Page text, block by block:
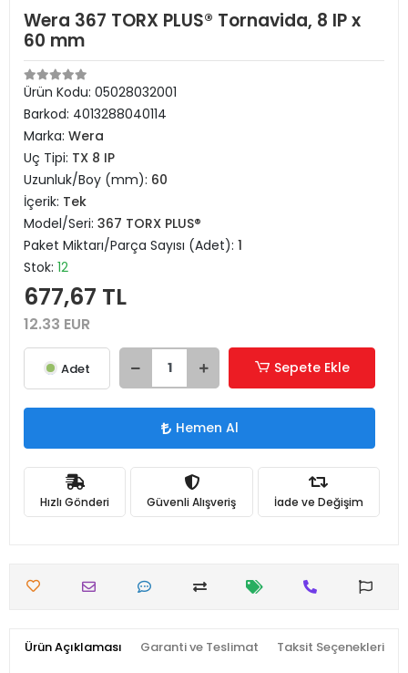
Wera 367 TORX PLUS® Tornavida, 8 IP x
60 mm
Ürün Kodu: 05028032001
Barkod: 4013288040114
Marka: Wera
Uç Tipi: TX 8 IP
Uzunluk/Boy (mm): 60
İçerik: Tek
Model/Seri: 367 TORX PLUS®
Paket Miktarı/Parça Sayısı (Adet): 1
Stok: 12
677,67 TL
12.33 EUR
Adet Sepete Ekle
Hemen Al
Hızlı Gönderi Güvenli Alışveriş İade ve Değişim
Ürün Açıklaması Garanti ve Teslimat Taksit Seçenekleri